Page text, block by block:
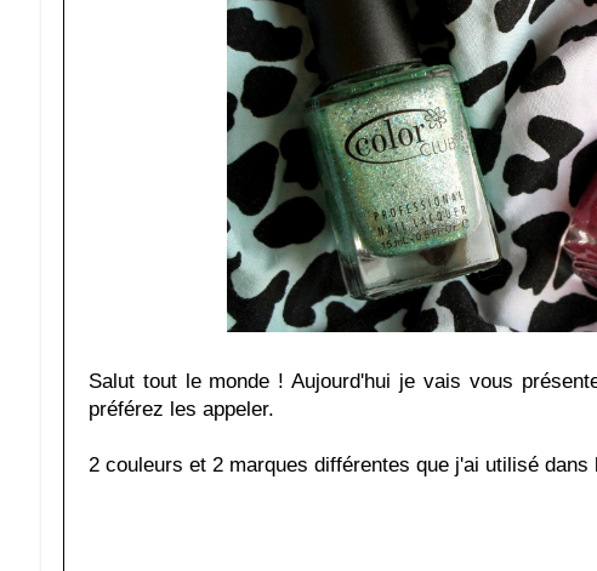
Salut tout le monde ! Aujourd'hui je vais vous
préférez les appeler.
2 couleurs et 2 marques différentes que j'ai utilisé dans